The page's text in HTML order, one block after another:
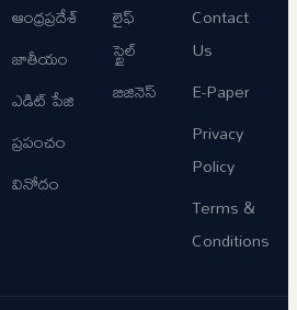
ఆంధ్రప్రదేశ్
జాతీయం
ఎడిట్ పేజి
ప్రపంచం
వినోదం
లైఫ్
స్టైల్
బిజినెస్
Contact
Us
E-Paper
Privacy
Policy
Terms &
Conditions